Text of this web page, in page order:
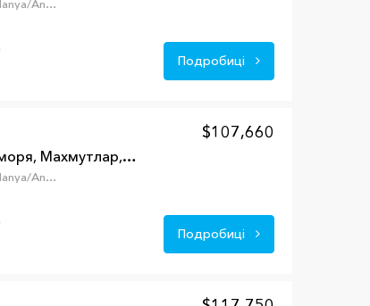
Mahmutlar, Mahmutlar Mahallesi, Alanya/Antalya, Турция
Подробиці
Квартира 2+1 в 200 м от моря, Махмутлар, Аланья, Турция
Mahmutlar, Mahmutlar Mahallesi, Alanya/Antalya, Турция
$107,660
Подробиці